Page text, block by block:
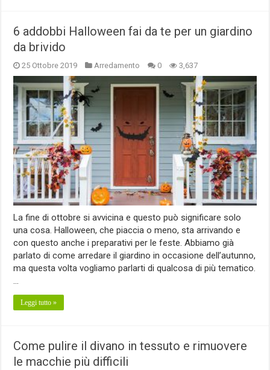
6 addobbi Halloween fai da te per un giardino
da brivido
25 Ottobre 2019 Arredamento 0 3,637
La fine di ottobre si avvicina e questo può significare solo
una cosa. Halloween, che piaccia o meno, sta arrivando e
con questo anche i preparativi per le feste. Abbiamo già
parlato di come arredare il giardino in occasione dell’autunno,
ma questa volta vogliamo parlarti di qualcosa di più tematico.
…
Leggi tutto »
Come pulire il divano in tessuto e rimuovere
le macchie più difficili